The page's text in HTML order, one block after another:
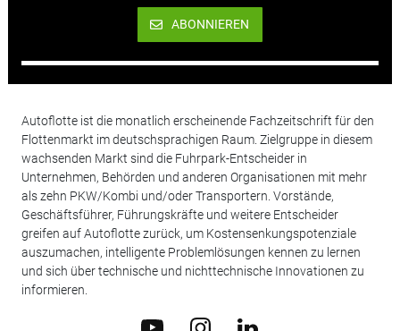
ABONNIEREN
Autoflotte ist die monatlich erscheinende Fachzeitschrift für den
Flottenmarkt im deutschsprachigen Raum. Zielgruppe in diesem
wachsenden Markt sind die Fuhrpark-Entscheider in
Unternehmen, Behörden und anderen Organisationen mit mehr
als zehn PKW/Kombi und/oder Transportern. Vorstände,
Geschäftsführer, Führungskräfte und weitere Entscheider
greifen auf Autoflotte zurück, um Kostensenkungspotenziale
auszumachen, intelligente Problemlösungen kennen zu lernen
und sich über technische und nichttechnische Innovationen zu
informieren.